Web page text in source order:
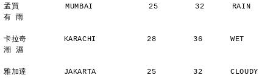
孟買          MUMBAI            25        32      RAIN
有 雨
卡拉奇        KARACHI           28        36      WET
潮 濕
雅加達        JAKARTA           25        32      CLOUDY